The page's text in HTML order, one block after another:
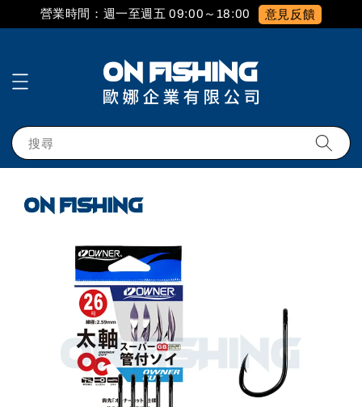
營業時間：週一至週五 09:00～18:00 意見反饋
搜尋